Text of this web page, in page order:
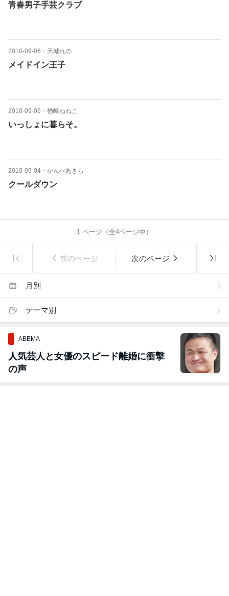
青春男子手芸クラブ
2010-09-06 ・ 天城れの
メイドイン王子
2010-09-06 ・ 楢崎ねねこ
いっしょに暮らそ。
2010-09-04 ・ かんべあきら
クールダウン
1 ページ（全4ページ中）
前のページ 次のページ
月別
テーマ別
ABEMA
人気芸人と女優のスピード離婚に衝撃
の声